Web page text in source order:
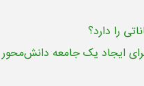
را دارد؟
ایجاد یک جامعه دانش‌محور